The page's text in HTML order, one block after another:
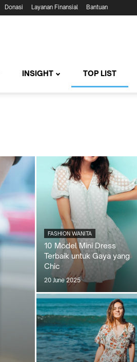
Donasi Layanan Finansial Bantuan
INSIGHT TOP LIST
FASHION WANITA
10 Model Mini Dress
Terbaik untuk Gaya yang
Chic
20 June 2025